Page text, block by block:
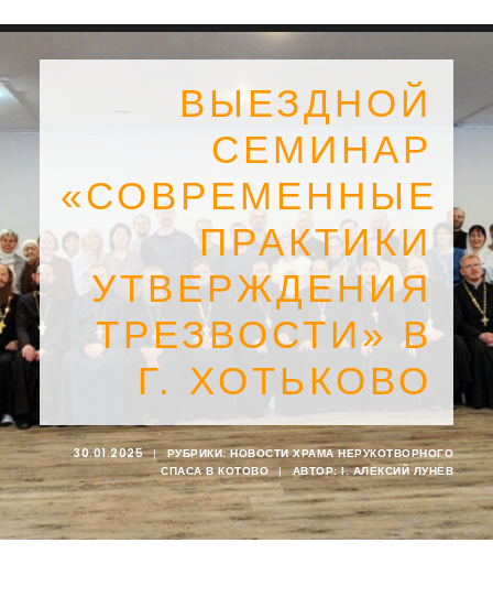
SEARCH
ВЫЕЗДНОЙ
СЕМИНАР
«СОВРЕМЕННЫЕ
ПРАКТИКИ
УТВЕРЖДЕНИЯ
ТРЕЗВОСТИ» В
Г. ХОТЬКОВО
30.01.2025 | РУБРИКИ:НОВОСТИ ХРАМА НЕРУКОТВОРНОГО
СПАСА В КОТОВО
| АВТОР:I. АЛЕКСИЙ ЛУНЁВ